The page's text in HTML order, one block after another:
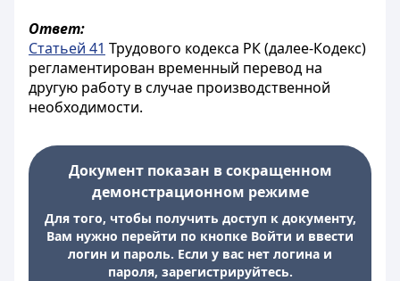
Ответ:
Статьей 41 Трудового кодекса РК (далее-Кодекс)
регламентирован временный перевод на
другую работу в случае производственной
необходимости.
Документ показан в сокращенном
демонстрационном режиме
Для того, чтобы получить доступ к документу,
Вам нужно перейти по кнопке Войти и ввести
логин и пароль. Если у вас нет логина и
пароля, зарегистрируйтесь.